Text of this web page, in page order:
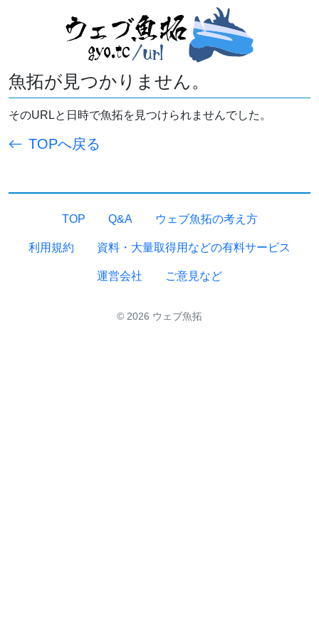
魚拓が見つかりません。
そのURLと日時で魚拓を見つけられませんでした。
TOPへ戻る
TOP Q&A ウェブ魚拓の考え方
利用規約 資料・大量取得用などの有料サービス
運営会社 ご意見など
© 2026 ウェブ魚拓